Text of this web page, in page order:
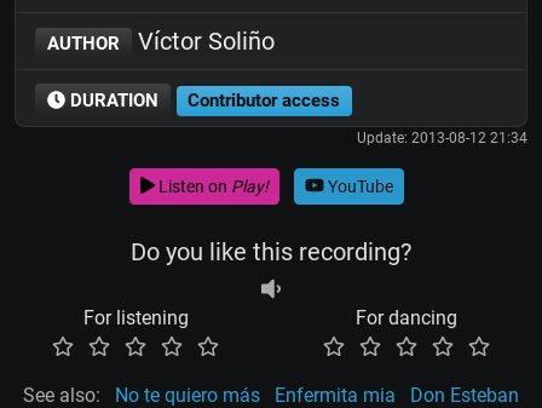
AUTHOR Víctor Soliño
DURATION Contributor access
Update: 2013-08-12 21:34
Listen on Play! YouTube
Do you like this recording?
For listening For dancing
See also: No te quiero más Enfermita mia Don Esteban